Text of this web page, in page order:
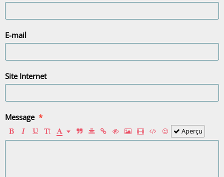
E-mail
Site Internet
Message
Aperçu